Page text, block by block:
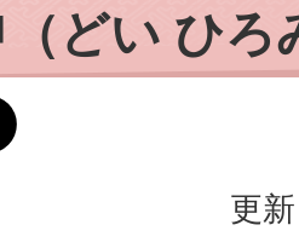
どい ひろ
更